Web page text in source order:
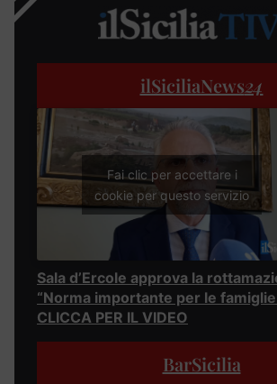
ilSiciliaNews24
Fai clic per accettare i
cookie per questo servizio
Sala d’Ercole approva la
“Norma importante per le
CLICCA PER IL VIDEO
BarSicilia